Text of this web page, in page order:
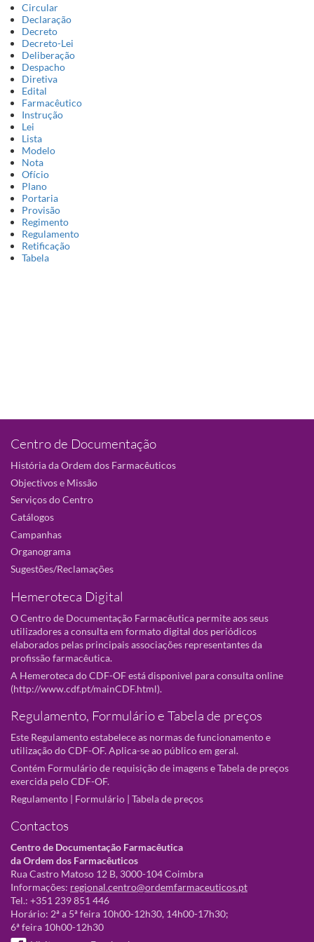
Circular
Declaração
Decreto
Decreto-Lei
Deliberação
Despacho
Diretiva
Edital
Farmacêutico
Instrução
Lei
Lista
Modelo
Nota
Ofício
Plano
Portaria
Provisão
Regimento
Regulamento
Retificação
Tabela
Centro de Documentação
História da Ordem dos Farmacêuticos
Objectivos e Missão
Serviços do Centro
Catálogos
Campanhas
Organograma
Sugestões/Reclamações
Hemeroteca Digital
O Centro de Documentação Farmacêutica permite aos seus
utilizadores a consulta em formato digital dos periódicos
elaborados pelas principais associações representantes da
profissão farmacêutica.
A Hemeroteca do CDF-OF está disponivel para consulta online
(http://www.cdf.pt/mainCDF.html).
Regulamento, Formulário e Tabela de preços
Este Regulamento estabelece as normas de funcionamento e
utilização do CDF-OF. Aplica-se ao público em geral.
Contém Formulário de requisição de imagens e Tabela de preços
exercida pelo CDF-OF.
Regulamento | Formulário | Tabela de preços
Contactos
Centro de Documentação Farmacêutica
da Ordem dos Farmacêuticos
Rua Castro Matoso 12 B, 3000-104 Coimbra
Informações: regional.centro@ordemfarmaceuticos.pt
Tel.: +351 239 851 446
Horário: 2ª a 5ª feira 10h00-12h30, 14h00-17h30;
6ª feira 10h00-12h30